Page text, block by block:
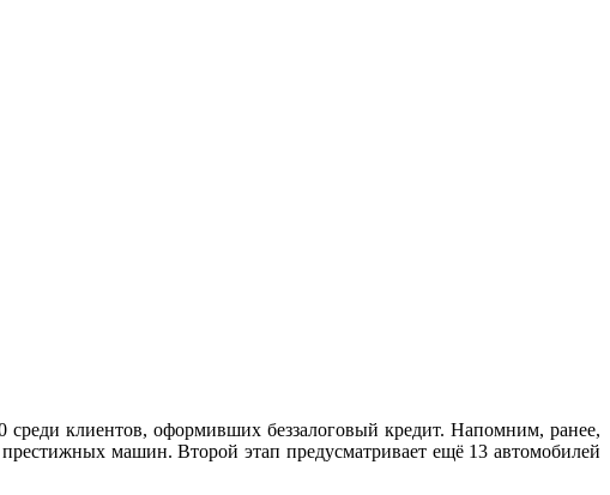
клиентов, оформивших беззалоговый кредит. Напомним, ранее,
машин. Второй этап предусматривает ещё 13 автомобилей